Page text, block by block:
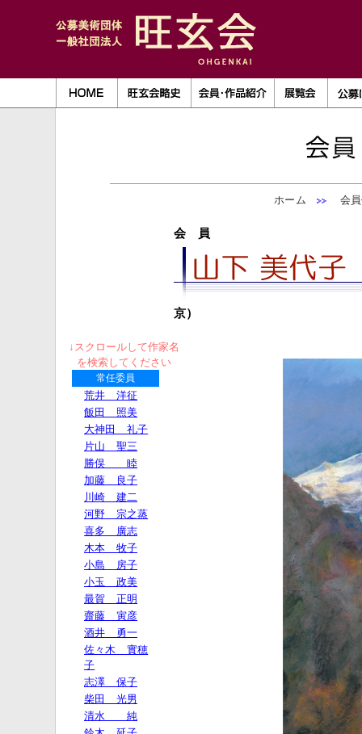
ホーム 会員
会 員
京）
↓スクロールして作家名
を検索してください